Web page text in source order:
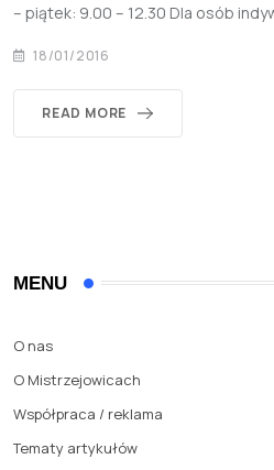
– piątek: 9.00 – 12.30 Dla osób
18/01/2016
READ MORE
MENU
O nas
O Mistrzejowicach
Współpraca / reklama
Tematy artykułów